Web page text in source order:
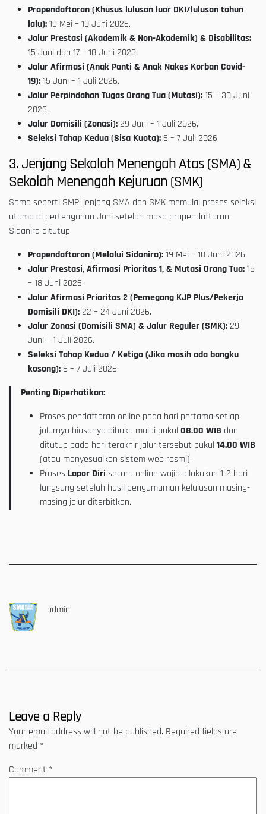
Prapendaftaran (Khusus lulusan luar DKI/lulusan tahun
lalu):19 Mei – 10 Juni 2026.
Jalur Prestasi (Akademik & Non-Akademik) & Disabilitas:
15 Juni dan 17 – 18 Juni 2026.
Jalur Afirmasi (Anak Panti & Anak Nakes Korban Covid-
19):15 Juni – 1 Juli 2026.
Jalur Perpindahan Tugas Orang Tua (Mutasi):15 – 30 Juni
2026.
Jalur Domisili (Zonasi): 29 Juni – 1 Juli 2026.
Seleksi Tahap Kedua (Sisa Kuota): 6 – 7 Juli 2026.
3. Jenjang Sekolah Menengah Atas (SMA) &
Sekolah Menengah Kejuruan (SMK)
Sama seperti SMP, jenjang SMA dan SMK memulai proses seleksi
utama di pertengahan Juni setelah masa prapendaftaran
Sidanira ditutup.
Prapendaftaran (Melalui Sidanira):19 Mei – 10 Juni 2026.
Jalur Prestasi, Afirmasi Prioritas 1, & Mutasi Orang Tua:15
– 18 Juni 2026.
Jalur Afirmasi Prioritas 2 (Pemegang KJP Plus/Pekerja
Domisili DKI): 22 – 24 Juni 2026.
Jalur Zonasi (Domisili SMA) & Jalur Reguler (SMK): 29
Juni – 1 Juli 2026.
Seleksi Tahap Kedua / Ketiga (Jika masih ada bangku
kosong): 6 – 7 Juli 2026.
Penting Diperhatikan:
Proses pendaftaran online pada hari pertama setiap
jalurnya biasanya dibuka mulai pukul 08.00 WIB dan
ditutup pada hari terakhir jalur tersebut pukul 14.00 WIB
(atau menyesuaikan sistem web resmi).
Proses Lapor Diri secara online wajib dilakukan 1-2 hari
langsung setelah hasil pengumuman kelulusan masing-
masing jalur diterbitkan.
admin
Leave a Reply
Your email address will not be published. Required fields are
marked *
Comment *